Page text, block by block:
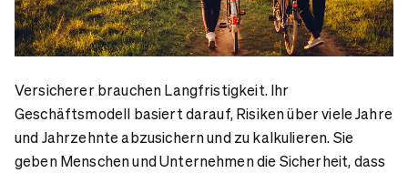
Versicherer brauchen Langfristigkeit. Ihr
Geschäftsmodell basiert darauf, Risiken über viele Jahre
und Jahrzehnte abzusichern und zu kalkulieren. Sie
geben Menschen und Unternehmen die Sicherheit, dass